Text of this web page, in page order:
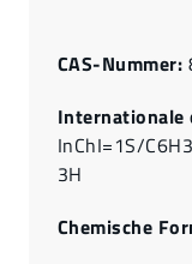
CAS-Nummer:
Internationale
InChI=1S/
3H
Chemische